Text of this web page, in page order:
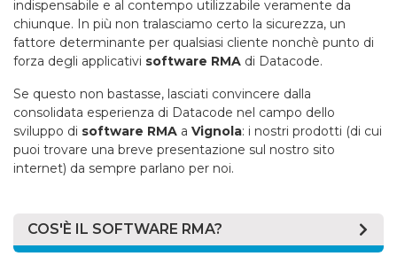
indispensabile e al contempo utilizzabile veramente da
chiunque. In più non tralasciamo certo la sicurezza, un
fattore determinante per qualsiasi cliente nonchè punto di
forza degli applicativi software RMA di Datacode.
Se questo non bastasse, lasciati convincere dalla
consolidata esperienza di Datacode nel campo dello
sviluppo di software RMA a Vignola: i nostri prodotti (di cui
puoi trovare una breve presentazione sul nostro sito
internet) da sempre parlano per noi.
COS'È IL SOFTWARE RMA?